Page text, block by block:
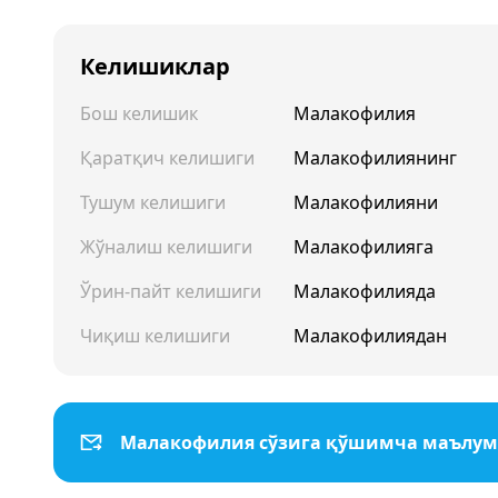
Келишиклар
Бош келишик
Малакофилия
Қаратқич келишиги
Малакофилиянинг
Тушум келишиги
Малакофилияни
Жўналиш келишиги
Малакофилияга
Ўрин-пайт келишиги
Малакофилияда
Чиқиш келишиги
Малакофилиядан
Малакофилия сўзига қўшимча